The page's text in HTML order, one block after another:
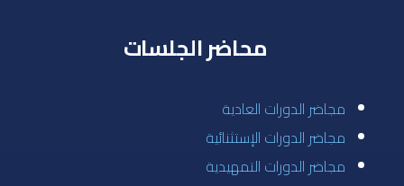
محاضر الجلسات
مجاضر الدورات العادية
مجاضر الدورات الإستثنائية
مجاضر الدورات التمهيدية